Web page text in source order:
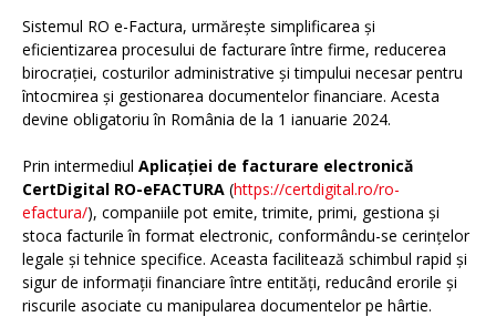
Sistemul RO e-Factura, urmărește simplificarea și
eficientizarea procesului de facturare între firme, reducerea
birocrației, costurilor administrative și timpului necesar pentru
întocmirea și gestionarea documentelor financiare. Acesta
devine obligatoriu în România de la 1 ianuarie 2024.
Prin intermediul Aplicației de facturare electronică
CertDigital RO-eFACTURA (https://certdigital.ro/ro-
efactura/), companiile pot emite, trimite, primi, gestiona și
stoca facturile în format electronic, conformându-se cerințelor
legale și tehnice specifice. Aceasta facilitează schimbul rapid și
sigur de informații financiare între entități, reducând erorile și
riscurile asociate cu manipularea documentelor pe hârtie.